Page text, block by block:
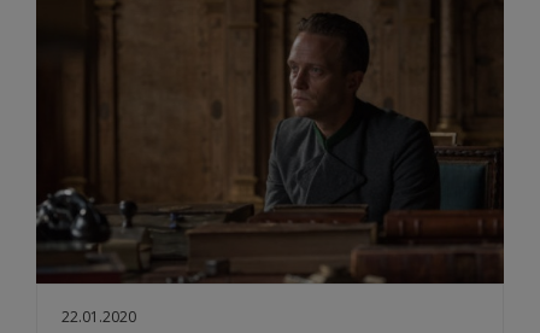
22.01.2020